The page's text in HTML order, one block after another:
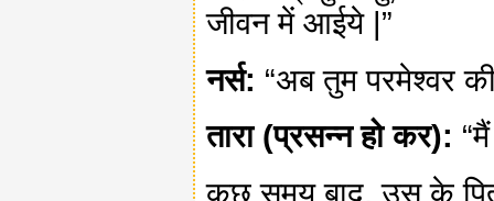
जीवन में आईये |”
नर्स: “अब तुम परमेश्वर
तारा (प्रसन्न हो कर):
कुछ समय बाद, उस के